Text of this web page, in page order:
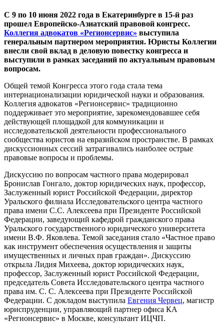
С 9 по 10 июня 2022 года в Екатеринбурге в 15-й раз
прошел Европейско-Азиатский правовой конгресс.
Коллегия адвокатов «Регионсервис» выступила
генеральным партнером мероприятия. Юристы Коллегии
внесли свой вклад в деловую повестку конгресса и
выступили в рамках заседаний по актуальным правовым
вопросам.
Общей темой Конгресса этого года стала тема
интернационализации юридической науки и образования.
Коллегия адвокатов «Регионсервис» традиционно
поддерживает это мероприятие, зарекомендовавшее себя
действующей площадкой для коммуникации и
исследовательской деятельности профессионального
сообщества юристов на евразийском пространстве. В рамках
дискуссионных сессий затрагивались наиболее острые
правовые вопросы и проблемы.
Дискуссию по вопросам частного права модерировал
Бронислав Гонгало, доктор юридических наук, профессор,
Заслуженный юрист Российской Федерации, директор
Уральского филиала Исследовательского центра частного
права имени С.С. Алексеева при Президенте Российской
Федерации, заведующий кафедрой гражданского права
Уральского государственного юридического университета
имени В.Ф. Яковлева. Темой заседания стало «Частное право
как инструмент обеспечения осуществления и защиты
имущественных и личных прав граждан». Дискуссию
открыла Лидия Михеева, доктор юридических наук,
профессор, Заслуженный юрист Российской Федерации,
председатель Совета Исследовательского центра частного
права им. С. С. Алексеева при Президенте Российской
Федерации. С докладом выступила Евгения Червец, магистр
юриспруденции, управляющий партнер офиса КА
«Регионсервис» в Москве, консультант ИЦЧП.